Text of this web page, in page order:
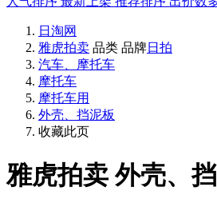
日淘网
雅虎拍卖 品类 品牌日拍
汽车、摩托车
摩托车
摩托车用
外壳、挡泥板
收藏此页
雅虎拍卖外壳、